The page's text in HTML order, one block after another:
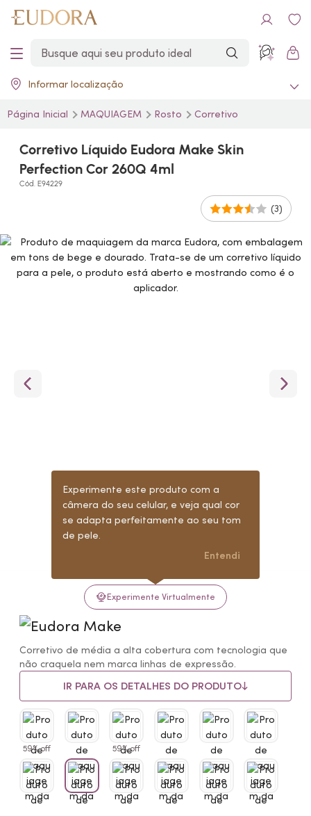
Informar localização
Página Inicial MAQUIAGEM Rosto Corretivo
Corretivo Líquido Eudora Make Skin
Perfection Cor 260Q 4ml
Cód. E94229
(3)
Experimente Virtualmente
Experimente este produto com a
câmera do seu celular, e veja qual cor
se adapta perfeitamente ao seu tom
de pele.
Entendi
Corretivo de média a alta cobertura com tecnologia que
não craquela nem marca linhas de expressão.
IR PARA OS DETALHES DO PRODUTO
59% off 59% off